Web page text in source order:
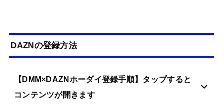
DAZNの登録方法
【DMM×DAZNホーダイ登録手順】タップすると
コンテンツが開きます